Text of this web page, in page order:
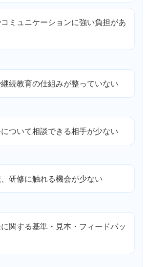
ミュニケーションに強い負担があ
続教育の仕組みが整っていない
ついて相談できる相手が少ない
研修に触れる機会が少ない
関する基準・見本・フィードバッ